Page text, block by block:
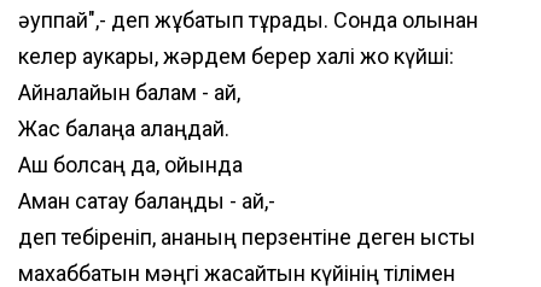
әуппай",- деп жұбатып тұрады. Сонда қолынан
келер қаукары, жәрдем берер халі жоқ күйші:
Айналайын балам - ай,
Жас балаңа алаңдай.
Аш болсаң да, ойында
Аман сақтау балаңды - ай,-
деп тебіреніп, ананың перзентіне деген ыстық
махаббатын мәңгі жасайтын күйінің тілімен